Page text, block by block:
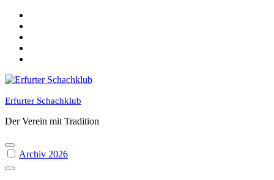
Skip
content
Erfurter Schachklub
Der Verein mit Tradition
Archiv 2026